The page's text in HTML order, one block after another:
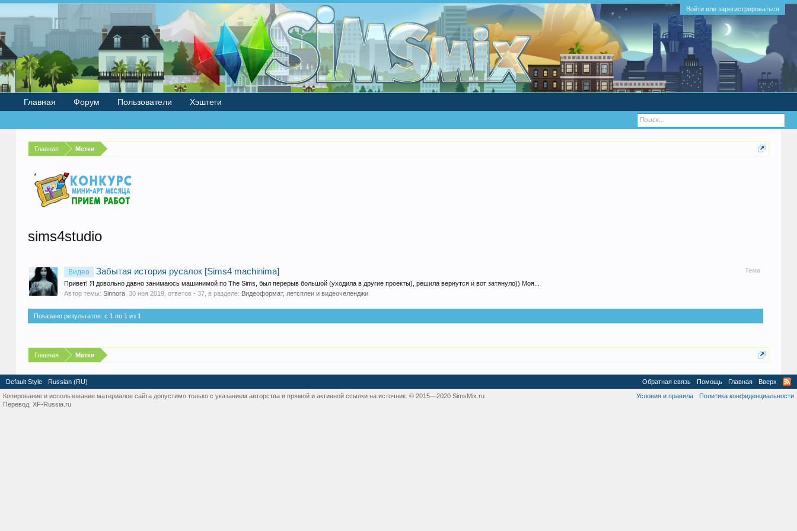
Войти или зарегистрироваться
Главная Метки
sims4studio
Тема
Видео Забытая история русалок [Sims4 machinima]
Привет! Я довольно давно занимаюсь машинимой по The Sims, был перерыв большой (уходила в другие проекты), решила вернутся и вот затянуло)) Моя...
Автор темы: Sinnora, 30 ноя 2019, ответов - 37, в разделе: Видеоформат, летсплеи и видеочеленджи
Показано результатов: с 1 по 1 из 1.
Главная Метки
Главная Форум Пользователи Хэштеги
Default Style Russian (RU) Обратная связь Помощь Главная
Вверх
Условия и правила
Политика конфиденциальности
Копирование и использование материалов сайта допустимо только с указанием авторства и прямой и активной ссылки на источник. © 2015—2020 SimsMix.ru
Перевод: XF-Russia.ru